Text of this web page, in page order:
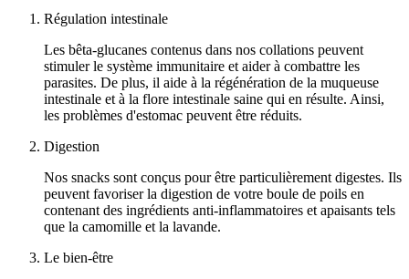
Régulation intestinale
Les bêta-glucanes contenus dans nos collations peuvent
stimuler le système immunitaire et aider à combattre les
parasites. De plus, il aide à la régénération de la muqueuse
intestinale et à la flore intestinale saine qui en résulte. Ainsi,
les problèmes d'estomac peuvent être réduits.
Digestion
Nos snacks sont conçus pour être particulièrement digestes. Ils
peuvent favoriser la digestion de votre boule de poils en
contenant des ingrédients anti-inflammatoires et apaisants tels
que la camomille et la lavande.
Le bien-être